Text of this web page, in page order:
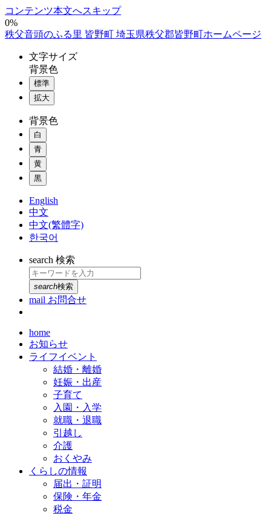
コンテンツ本文へスキップ
0%
秩父音頭のふる里 皆野町 埼玉県秩父郡皆野町ホームページ
文字サイズ
背景色
標準
拡大
背景色
白
青
黄
黒
English
中文
中文(繁體字)
한국어
search 検索
search検索
mail お問合せ
home
お知らせ
ライフイベント
結婚・離婚
妊娠・出産
子育て
入園・入学
就職・退職
引越し
介護
おくやみ
くらしの情報
届出・証明
保険・年金
税金